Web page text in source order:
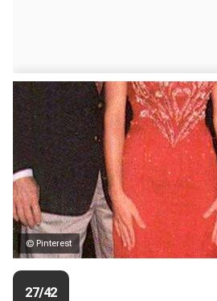
© Pinterest
27/42